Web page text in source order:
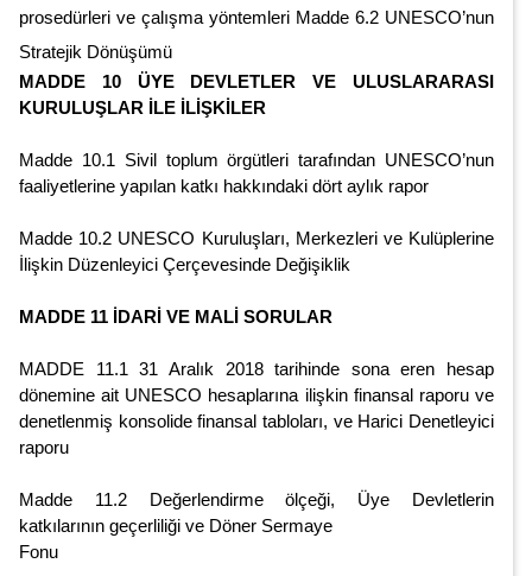
prosedürleri ve çalışma yöntemleri Madde 6.2 UNESCO’nun
Stratejik Dönüşümü
MADDE 10 ÜYE DEVLETLER VE ULUSLARARASI
KURULUŞLAR İLE İLİŞKİLER
Madde 10.1 Sivil toplum örgütleri tarafından UNESCO’nun
faaliyetlerine yapılan katkı hakkındaki dört aylık rapor
Madde 10.2 UNESCO Kuruluşları, Merkezleri ve Kulüplerine
İlişkin Düzenleyici Çerçevesinde Değişiklik
MADDE 11 İDARİ VE MALİ SORULAR
MADDE 11.1 31 Aralık 2018 tarihinde sona eren hesap
dönemine ait UNESCO hesaplarına ilişkin finansal raporu ve
denetlenmiş konsolide finansal tabloları, ve Harici Denetleyici
raporu
Madde 11.2 Değerlendirme ölçeği, Üye Devletlerin
katkılarının geçerliliği ve Döner Sermaye
Fonu